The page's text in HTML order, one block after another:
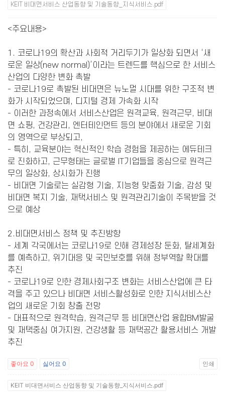
KEIT 비대면서비스 산업동향 및 기술동향_지식서비스.pdf
<주요내용>
1. 코로나19의 확산과 사회적 거리두기가 일상화 되면서 ‘새
로운 일상(new normal)’이라는 트렌드를 핵심으로 한 서비스
산업의 다양한 변화 촉발
- 코로나19로 촉발된 비대면은 뉴노멀 시대를 위한 구조적 변
화가 시작되었으며, 디지털 경제 가속화 시작
- 이러한 과정속에서 서비스산업은 원격교육, 원격근무, 비대
면 쇼핑, 건강관리, 엔터테인먼트 등의 분야에서 새로운 기회
의 영역으로 부상되고,
- 특히, 교육분야는 혁신적인 학습 경험을 제공하는 에듀테크
로 진화하고, 근무형태는 글로벌 IT기업들을 중심으로 원격근
무의 일상화, 상시화가 진행
- 비대면 기술로는 실감형 기술, 지능형 맞춤화 기술, 감성 및
비대면 복지 기술, 재택서비스 및 원격관리기술이 주목받을 것
으로 예상
2.비대면서비스 정책 및 추진방향
- 세계 각국에서는 코로나19로 인해 경제성장 둔화, 탈세계화
를 예측하고, 위기대응 및 국민보호를 위해 정부역할 확대를
추진
- 코로나19로 인한 경제사회구조 변화는 서비스산업에 큰 타
격을 주고 있으나 비대면 서비스활성화로 인한 지식서비스산
업의 새로운 기회 창출 전망
- 대표적으로 원격학습, 원격근무 등 비대면산업 융합BM발굴
및 재택중심 여가지원, 건강생활 등 재택공간 활용서비스 개발
추진
좋아요 0 싫어요 0 인쇄
KEIT 비대면서비스 산업동향 및 기술동향_지식서비스.pdf